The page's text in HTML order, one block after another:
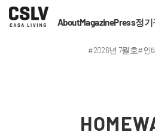
AboutMagazinePress정기
#2026년 7월호#인